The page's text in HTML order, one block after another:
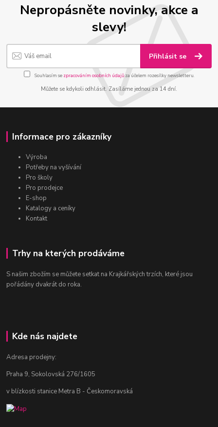
Nepropásněte novinky, akce a
slevy!
Přihlásit se
Souhlasím se zpracováním osobních údajůza účelem rozesílky newsletteru.
Můžete se kdykoli odhlásit. Zasíláme jednou za 14 dní.
Informace pro zákazníky
Výroba
Potřeby na vyšívání
Pro školy
Pro prodejce
E-shop
Katalogy a ceníky
Kontakt
Trhy na kterých prodáváme
S našim zbožím se můžete setkat na Krajkářských trzích, které jsou
pořádány dvakrát do roka.
Kde nás najdete
Adresa prodejny:
Praha 9, Sokolovská 276/1605
v blízkosti stanice Metra B - Českomoravská